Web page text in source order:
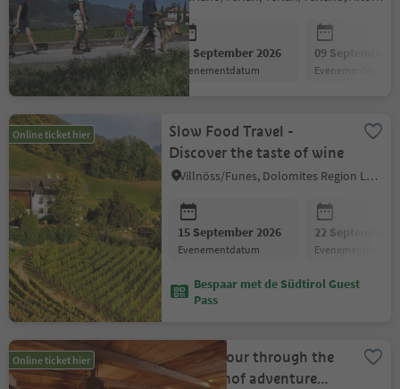
02 September 2026
evenementdatum
09 September
evenementdatum
Online ticket hier
Slow Food Travel -
Discover the taste of wine
Villnöss/Funes, Dolomites Region Lüsen Villnöss
15 September 2026
evenementdatum
22 September
evenementdatum
Bespaar met de Südtirol Guest
Pass
Online ticket hier
Guided tour through the
Rochelehof adventure